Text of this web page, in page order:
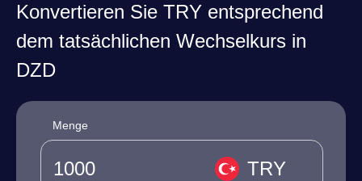
Konvertieren Sie TRY entsprechend
dem tatsächlichen Wechselkurs in
DZD
Menge
TRY